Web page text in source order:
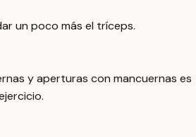
un poco más el tríceps.
y aperturas con mancuernas es